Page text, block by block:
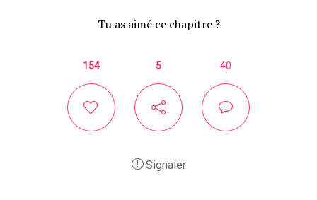
Tu as aimé ce chapitre ?
154 5 40
Signaler